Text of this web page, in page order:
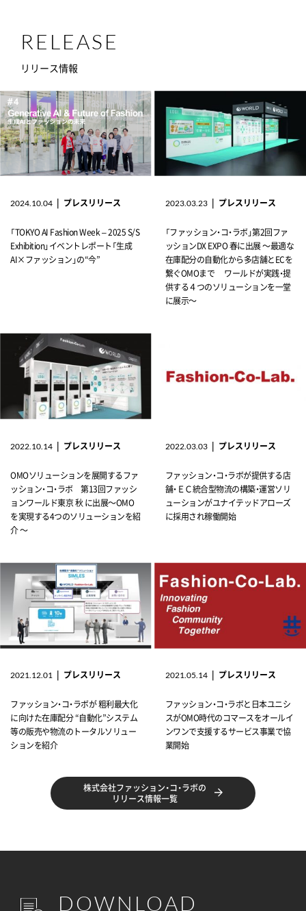
RELEASE
リリース情報
2024.10.04 | プレスリリース
「TOKYO AI Fashion Week – 2025 S/S
Exhibition」イベントレポート「生成
AI×ファッション」の“今”
2023.03.23 | プレスリリース
「ファッション・コ・ラボ」第2回ファ
ッションDX EXPO 春に出展 ～最適な
在庫配分の自動化から多店舗とECを
繋ぐOMOまで ワールドが実践・提
供する４つのソリューションを一堂
に展示～
2022.10.14 | プレスリリース
OMOソリューションを展開するファ
ッション・コ・ラボ 第13回ファッシ
ョンワールド東京 秋 に出展～OMO
を実現する4つのソリューションを紹
介 ～
2022.03.03 | プレスリリース
ファッション・コ・ラボが提供する店
舗・ＥＣ統合型物流の構築・運営ソリ
ューションがユナイテッドアローズ
に採用され稼働開始
2021.12.01 プレスリリース
ファッション・コ・ラボが 粗利最大化
に向けた在庫配分 “自動化”システム
等の販売や物流のトータルソリュー
ションを紹介
2021.05.14 プレスリリース
ファッション・コ・ラボと日本ユニシ
スがOMO時代のコマースをオールイ
ンワンで支援するサービス事業で協
業開始
株式会社ファッション・コ・ラボの
リリース情報一覧
DOWNLOAD